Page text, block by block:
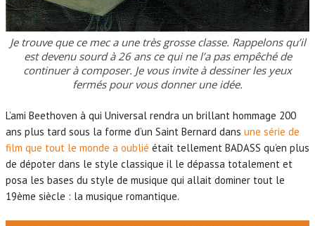
Je trouve que ce mec a une très grosse classe. Rappelons qu’il
est devenu sourd à 26 ans ce qui ne l’a pas empêché de
continuer à composer. Je vous invite à dessiner les yeux
fermés pour vous donner une idée.
L’ami Beethoven à qui Universal rendra un brillant hommage 200
ans plus tard sous la forme d’un Saint Bernard dans une série de
film que tout le monde a oublié était tellement BADASS qu’en plus
de dépoter dans le style classique il le dépassa totalement et
posa les bases du style de musique qui allait dominer tout le
19ème siècle : la musique romantique.